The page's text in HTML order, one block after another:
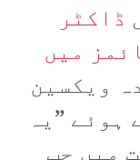
ڈاکٹر
میں
ویکسین
ہوئے ”یہ